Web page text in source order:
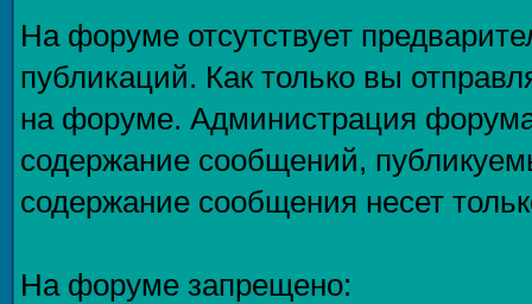
На форуме отсутствует
публикаций. Как только вы
на форуме. Администрация форума
содержание сообщений,
содержание сообщения несет
На форуме запрещено: